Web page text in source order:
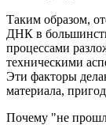
Таким образом,
ДНК в
процессами
техническими
Эти факторы
материала,
Почему "не